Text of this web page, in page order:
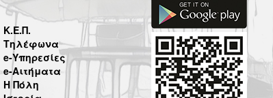
Κ.Ε.Π.
Τηλέφωνα
e-Υπηρεσίες
e-Αιτήματα
Η Πόλη